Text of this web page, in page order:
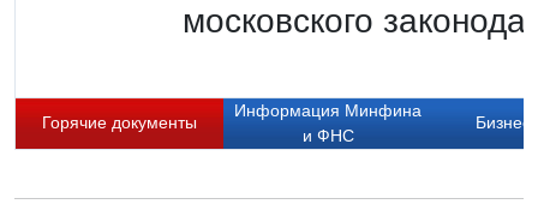
московского
Горячие документы
Информация Минфина
и ФНС